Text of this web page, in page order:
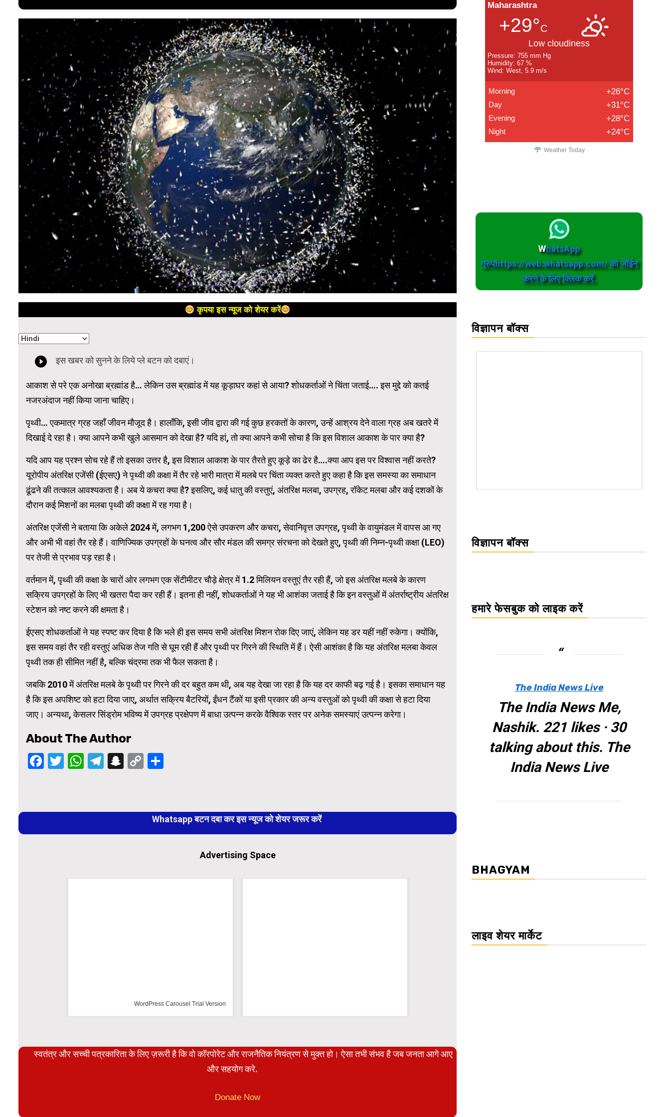
कृपया इस न्यूज को शेयर करें
आकाश से परे एक अनोखा ब्रह्मांड है… लेकिन उस ब्रह्मांड में यह कूड़ाघर कहां से आया? शोधकर्ताओं ने चिंता जताई…. इस मुद्दे को कतई
नजरअंदाज नहीं किया जाना चाहिए।
पृथ्वी… एकमात्र ग्रह जहाँ जीवन मौजूद है। हालाँकि, इसी जीव द्वारा की गई कुछ हरकतों के कारण, उन्हें आश्रय देने वाला ग्रह अब खतरे में
दिखाई दे रहा है। क्या आपने कभी खुले आसमान को देखा है? यदि हां, तो क्या आपने कभी सोचा है कि इस विशाल आकाश के पार क्या है?
यदि आप यह प्रश्न सोच रहे हैं तो इसका उत्तर है, इस विशाल आकाश के पार तैरते हुए कूड़े का ढेर है….क्या आप इस पर विश्वास नहीं करते?
यूरोपीय अंतरिक्ष एजेंसी (ईएसए) ने पृथ्वी की कक्षा में तैर रहे भारी मात्रा में मलबे पर चिंता व्यक्त करते हुए कहा है कि इस समस्या का समाधान
ढूंढने की तत्काल आवश्यकता है। अब ये कचरा क्या है? इसलिए, कई धातु की वस्तुएं, अंतरिक्ष मलबा, उपग्रह, रॉकेट मलबा और कई दशकों के
दौरान कई मिशनों का मलबा पृथ्वी की कक्षा में रह गया है।
अंतरिक्ष एजेंसी ने बताया कि अकेले 2024 में, लगभग 1,200 ऐसे उपकरण और कचरा, सेवानिवृत्त उपग्रह, पृथ्वी के वायुमंडल में वापस आ गए
और अभी भी वहां तैर रहे हैं। वाणिज्यिक उपग्रहों के घनत्व और सौर मंडल की समग्र संरचना को देखते हुए, पृथ्वी की निम्न-पृथ्वी कक्षा (LEO)
पर तेजी से प्रभाव पड़ रहा है।
वर्तमान में, पृथ्वी की कक्षा के चारों ओर लगभग एक सेंटीमीटर चौड़े क्षेत्र में 1.2 मिलियन वस्तुएं तैर रही हैं, जो इस अंतरिक्ष मलबे के कारण
सक्रिय उपग्रहों के लिए भी खतरा पैदा कर रही हैं। इतना ही नहीं, शोधकर्ताओं ने यह भी आशंका जताई है कि इन वस्तुओं में अंतर्राष्ट्रीय अंतरिक्ष
स्टेशन को नष्ट करने की क्षमता है।
ईएसए शोधकर्ताओं ने यह स्पष्ट कर दिया है कि भले ही इस समय सभी अंतरिक्ष मिशन रोक दिए जाएं, लेकिन यह डर यहीं नहीं रुकेगा। क्योंकि,
इस समय वहां तैर रही वस्तुएं अधिक तेज गति से घूम रही हैं और पृथ्वी पर गिरने की स्थिति में हैं। ऐसी आशंका है कि यह अंतरिक्ष मलबा केवल
पृथ्वी तक ही सीमित नहीं है, बल्कि चंद्रमा तक भी फैल सकता है।
जबकि 2010 में अंतरिक्ष मलबे के पृथ्वी पर गिरने की दर बहुत कम थी, अब यह देखा जा रहा है कि यह दर काफी बढ़ गई है। इसका समाधान यह
है कि इस अपशिष्ट को हटा दिया जाए, अर्थात सक्रिय बैटरियों, ईंधन टैंकों या इसी प्रकार की अन्य वस्तुओं को पृथ्वी की कक्षा से हटा दिया
जाए। अन्यथा, केसलर सिंड्रोम भविष्य में उपग्रह प्रक्षेपण में बाधा उत्पन्न करके वैश्विक स्तर पर अनेक समस्याएं उत्पन्न करेगा।
About The Author
Facebook
Twitter
WhatsApp
Telegram
Snapchat
Copy
Reading
Whatsapp बटन दबा कर इस न्यूज को शेयर जरूर करें
Advertising Space
WordPress Carousel Trial Version
स्वतंत्र और सच्ची पत्रकारिता के लिए ज़रूरी है कि वो कॉरपोरेट और राजनैतिक नियंत्रण से मुक्त हो। ऐसा तभी संभव है जब जनता आगे आए
और सहयोग करे.
Donate Now
Maharashtra
+29°C
Low cloudiness
Pressure: 755 mm Hg
Humidity: 67 %
Wind: West, 5.9 m/s
Morning +26°C
Day +31°C
Evening +28°C
Night +24°C
Weather Today
WhatsApp
ग्रुपhttps://web.whatsapp.com/ को जॉईन
करने के लिए क्लिक करें.
विज्ञापन बॉक्स
WordPress Carousel Trial Version
विज्ञापन बॉक्स
हमारे फेसबुक को लाइक करें
The India News Live
The India News Me,
Nashik. 221 likes · 30
talking about this. The
India News Live
BHAGYAM
लाइव शेयर मार्केट